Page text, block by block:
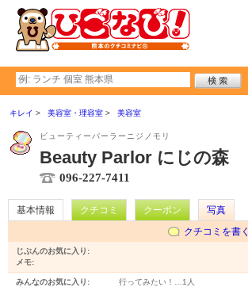
キレイ 美容室・理容室 美容室
ビューティーパーラーニジノモリ
Beauty Parlor にじの森
096-227-7411
基本情報 クチコミ クーポン
写真
クチコミを書く
じぶんのお気に入り:
メモ:
みんなのお気に入り: 行ってみたい！… 1人